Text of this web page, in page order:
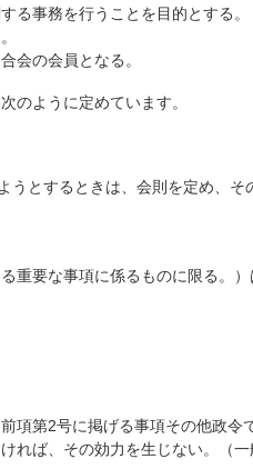
る事務を行うことを目的とする。
会の会員となる。
のように定めています。
とするときは、会則を定め、そ
重要な事項に係るものに限る。
項第2号に掲げる事項その他政令
れば、その効力を生じない。（一